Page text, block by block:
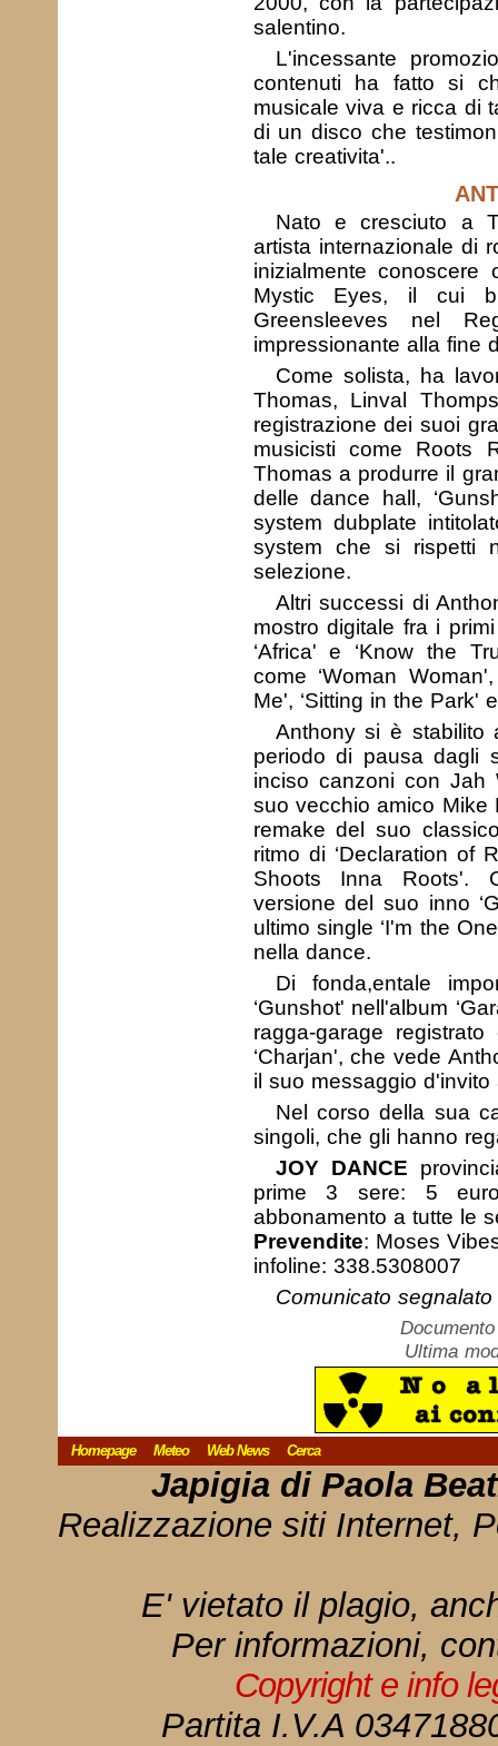
salentino.
L'incessante
contenuti ha fatto si
musicale viva e ricca di
di un disco che
tale creativita'..
Nato e cresciuto a
artista internazionale di
inizialmente
Mystic Eyes, il cui
Greensleeves nel
impressionante alla fine
Come solista, ha
Thomas, Linval
registrazione dei suoi
musicisti come Roots
Thomas a produrre il
delle dance hall,
system dubplate
system che si rispetti
selezione.
Altri successi di
mostro digitale fra i
‘Africa' e ‘Know the
come ‘Woman
Me', ‘Sitting in the Park'
Anthony si è stabilito
periodo di pausa dagli
inciso canzoni con Jah
suo vecchio amico Mike
remake del suo
ritmo di ‘Declaration of
Shoots Inna Roots'.
versione del suo inno
ultimo single ‘I'm the
nella dance.
Di fonda,entale
‘Gunshot' nell'album
ragga-garage
‘Charjan', che vede
il suo messaggio d'invito
Nel corso della sua
singoli, che gli hanno
JOY DANCE
prime 3 sere: 5
abbonamento a tutte le
Prevendite: Moses
infoline: 338.5308007
Comunicato
Ultima
Homepage Meteo Web News Cerca
Japigia di Paola
Realizzazione siti Internet,
E' vietato il plagio,
Per informazioni,
Copyright e info
Partita I.V.A